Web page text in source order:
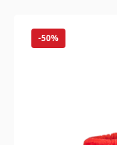
-50%